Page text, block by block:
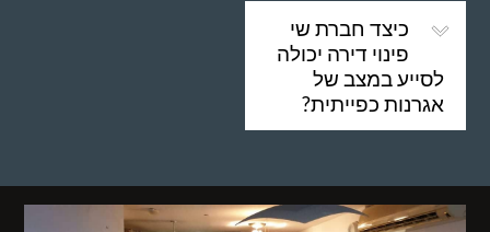
כיצד חברת שי
פינוי דירה יכולה
לסייע במצב של
אגרנות כפייתית?